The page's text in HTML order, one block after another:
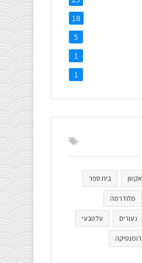
18
5
1
1
אקשן בית ספר
מלודרמה
נעורים על טבעי
רומנטיקה